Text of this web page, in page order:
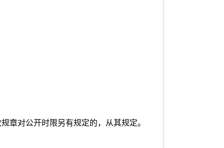
章对公开时限另有规定的，从其规定。